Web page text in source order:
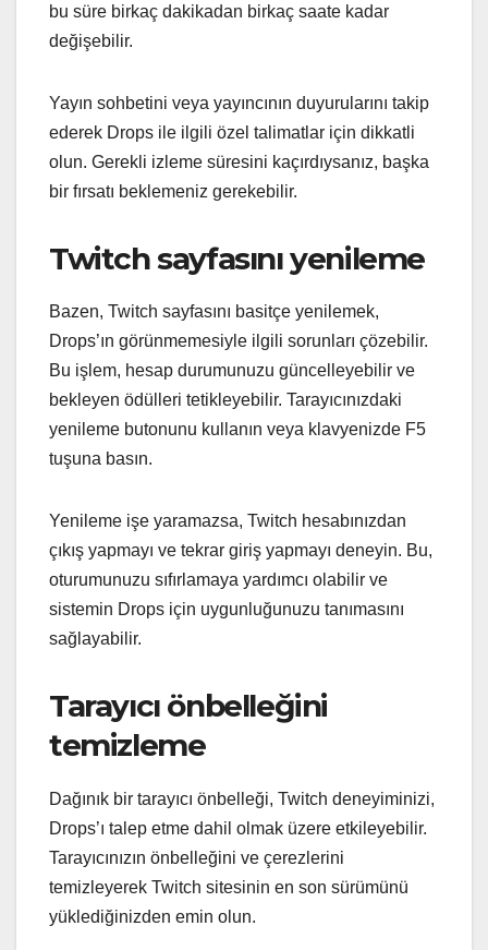
bu süre birkaç dakikadan birkaç saate kadar
değişebilir.
Yayın sohbetini veya yayıncının duyurularını takip
ederek Drops ile ilgili özel talimatlar için dikkatli
olun. Gerekli izleme süresini kaçırdıysanız, başka
bir fırsatı beklemeniz gerekebilir.
Twitch sayfasını yenileme
Bazen, Twitch sayfasını basitçe yenilemek,
Drops’ın görünmemesiyle ilgili sorunları çözebilir.
Bu işlem, hesap durumunuzu güncelleyebilir ve
bekleyen ödülleri tetikleyebilir. Tarayıcınızdaki
yenileme butonunu kullanın veya klavyenizde F5
tuşuna basın.
Yenileme işe yaramazsa, Twitch hesabınızdan
çıkış yapmayı ve tekrar giriş yapmayı deneyin. Bu,
oturumunuzu sıfırlamaya yardımcı olabilir ve
sistemin Drops için uygunluğunuzu tanımasını
sağlayabilir.
Tarayıcı önbelleğini
temizleme
Dağınık bir tarayıcı önbelleği, Twitch deneyiminizi,
Drops’ı talep etme dahil olmak üzere etkileyebilir.
Tarayıcınızın önbelleğini ve çerezlerini
temizleyerek Twitch sitesinin en son sürümünü
yüklediğinizden emin olun.